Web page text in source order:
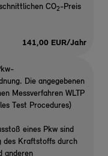
CO2-Preis
141,00 EUR/Jahr
Die angegebenen
Messverfahren WLTP
Test Procedures)
eines Pkw sind
des Kraftstoffs durch
anderen